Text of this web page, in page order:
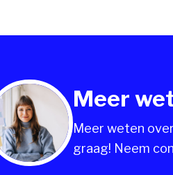
Meer
Meer weten
graag! Neem